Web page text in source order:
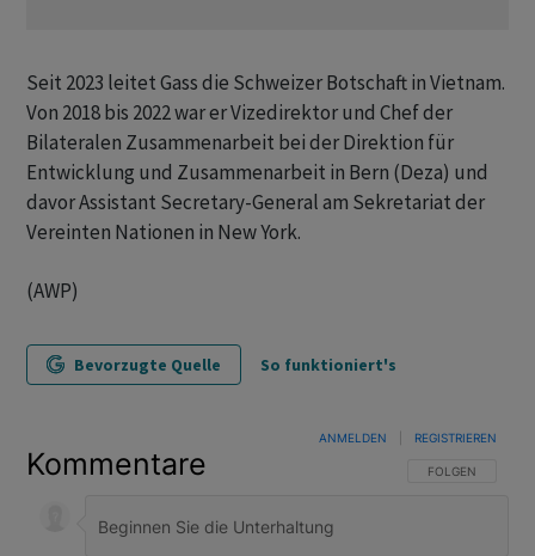
Seit 2023 leitet Gass die Schweizer Botschaft in Vietnam.
Von 2018 bis 2022 war er Vizedirektor und Chef der
Bilateralen Zusammenarbeit bei der Direktion für
Entwicklung und Zusammenarbeit in Bern (Deza) und
davor Assistant Secretary-General am Sekretariat der
Vereinten Nationen in New York.
(AWP)
Bevorzugte Quelle So funktioniert's
Kommentare FOLGE DIESER
FOLGEN
ANMELDEN REGISTRIEREN